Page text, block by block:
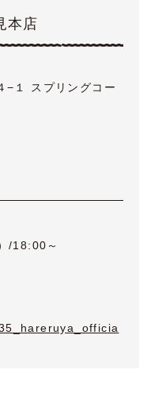
本店
−１ スプリングコー
/18:00～